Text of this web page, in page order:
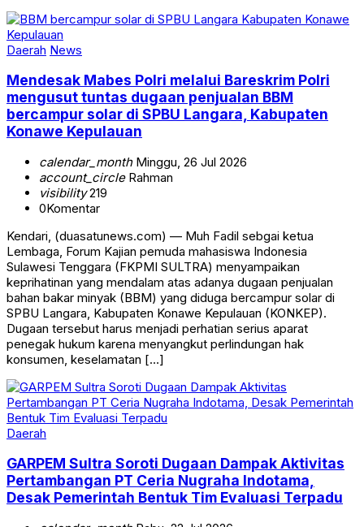
Daerah News
Mendesak Mabes Polri melalui Bareskrim Polri
mengusut tuntas dugaan penjualan BBM
bercampur solar di SPBU Langara, Kabupaten
Konawe Kepulauan
calendar_monthMinggu, 26 Jul 2026
account_circleRahman
visibility219
0Komentar
Kendari, (duasatunews.com) — Muh Fadil sebgai ketua
Lembaga, Forum Kajian pemuda mahasiswa Indonesia
Sulawesi Tenggara (FKPMI SULTRA) menyampaikan
keprihatinan yang mendalam atas adanya dugaan penjualan
bahan bakar minyak (BBM) yang diduga bercampur solar di
SPBU Langara, Kabupaten Konawe Kepulauan (KONKEP).
Dugaan tersebut harus menjadi perhatian serius aparat
penegak hukum karena menyangkut perlindungan hak
konsumen, keselamatan […]
Daerah
GARPEM Sultra Soroti Dugaan Dampak Aktivitas
Pertambangan PT Ceria Nugraha Indotama,
Desak Pemerintah Bentuk Tim Evaluasi Terpadu